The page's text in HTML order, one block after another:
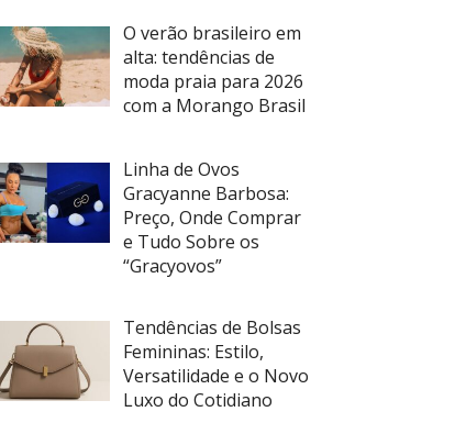
O verão brasileiro em
alta: tendências de
moda praia para 2026
com a Morango Brasil
Linha de Ovos
Gracyanne Barbosa:
Preço, Onde Comprar
e Tudo Sobre os
“Gracyovos”
Tendências de Bolsas
Femininas: Estilo,
Versatilidade e o Novo
Luxo do Cotidiano